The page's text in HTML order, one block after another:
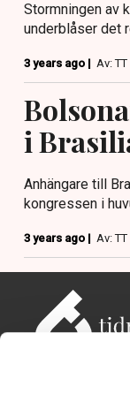
Stormningen av
underblåser det
3 years ago | Av: TT
i
Anhängare till
kongressen i
3 years ago | Av: TT